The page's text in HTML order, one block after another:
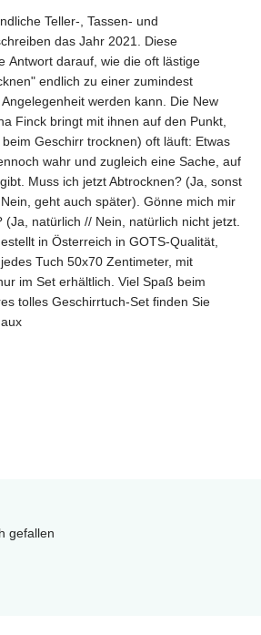
Teller-, Tassen- und
das Jahr 2021. Diese
Antwort darauf, wie die oft lästige
endlich zu einer zumindest
werden kann. Die New
Finck bringt mit ihnen auf den Punkt,
Geschirr trocknen) oft läuft: Etwas
wahr und zugleich eine Sache, auf
Muss ich jetzt Abtrocknen? (Ja, sonst
geht auch später). Gönne mich mir
(Ja, natürlich // Nein, natürlich nicht jetzt.
in Österreich in GOTS-Qualität,
Tuch 50x70 Zentimeter, mit
im Set erhältlich. Viel Spaß beim
tolles Geschirrtuch-Set finden Sie
gefallen